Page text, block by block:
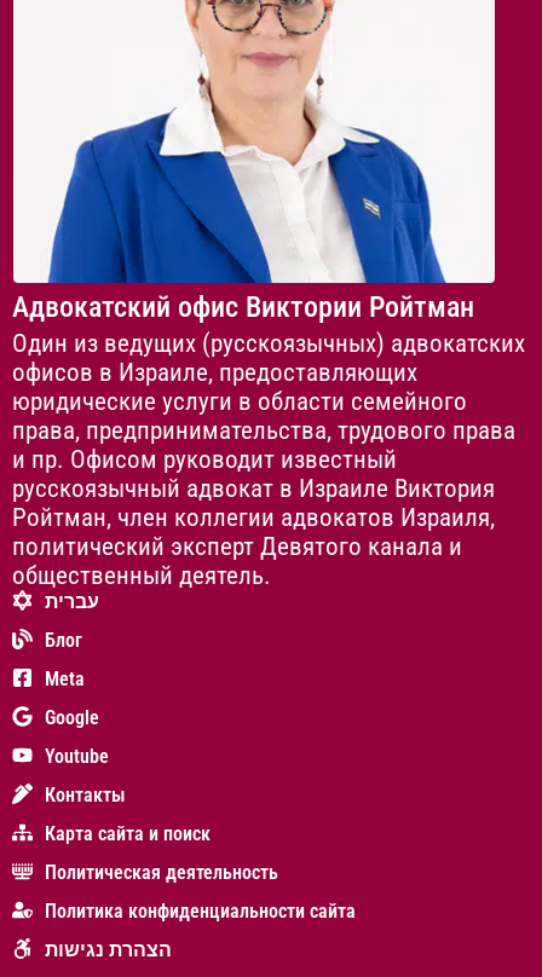
Адвокатский офис Виктории Ройтман
Один из ведущих (русскоязычных) адвокатских
офисов в Израиле, предоставляющих
юридические услуги в области семейного
права, предпринимательства, трудового права
и пр. Офисом руководит известный
русскоязычный адвокат в Израиле Виктория
Ройтман, член коллегии адвокатов Израиля,
политический эксперт Девятого канала и
общественный деятель.
עברית
Блог
Meta
Google
Youtube
Контакты
Карта сайта и поиск
Политическая деятельность
Политика конфиденциальности сайта
הצהרת נגישות